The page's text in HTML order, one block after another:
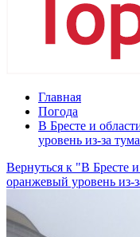
Главная
Погода
В Бресте и
уровень из-за
Вернуться к "В Бресте
оранжевый уровень из-